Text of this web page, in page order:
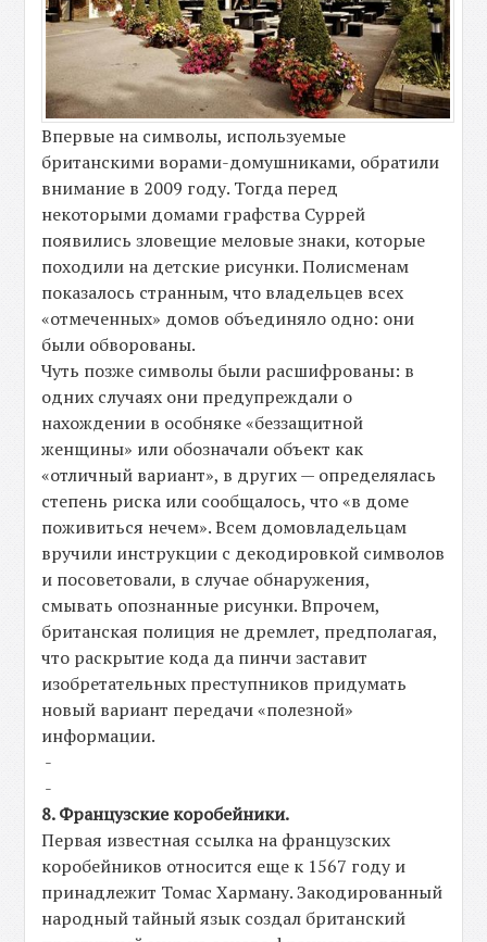
Впервые на символы, используемые
британскими ворами-домушниками, обратили
внимание в 2009 году. Тогда перед
некоторыми домами графства Суррей
появились зловещие меловые знаки, которые
походили на детские рисунки. Полисменам
показалось странным, что владельцев всех
«отмеченных» домов объединяло одно: они
были обворованы.
Чуть позже символы были расшифрованы: в
одних случаях они предупреждали о
нахождении в особняке «беззащитной
женщины» или обозначали объект как
«отличный вариант», в других — определялась
степень риска или сообщалось, что «в доме
поживиться нечем». Всем домовладельцам
вручили инструкции с декодировкой символов
и посоветовали, в случае обнаружения,
смывать опознанные рисунки. Впрочем,
британская полиция не дремлет, предполагая,
что раскрытие кода да пинчи заставит
изобретательных преступников придумать
новый вариант передачи «полезной»
информации.
-
-
8. Французские коробейники.
Первая известная ссылка на французских
коробейников относится еще к 1567 году и
принадлежит Томас Харману. Закодированный
народный тайный язык создал британский